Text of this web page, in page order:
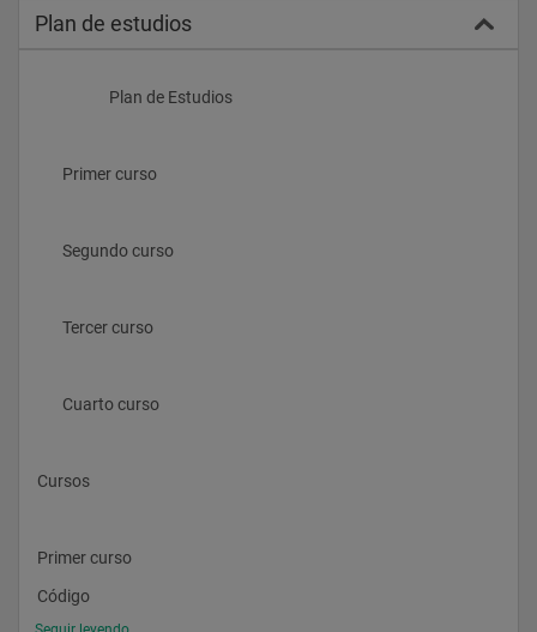
Plan de estudios
                    Plan de Estudios
       Primer curso
       Segundo curso
       Tercer curso
       Cuarto curso
Cursos
Primer curso
Código